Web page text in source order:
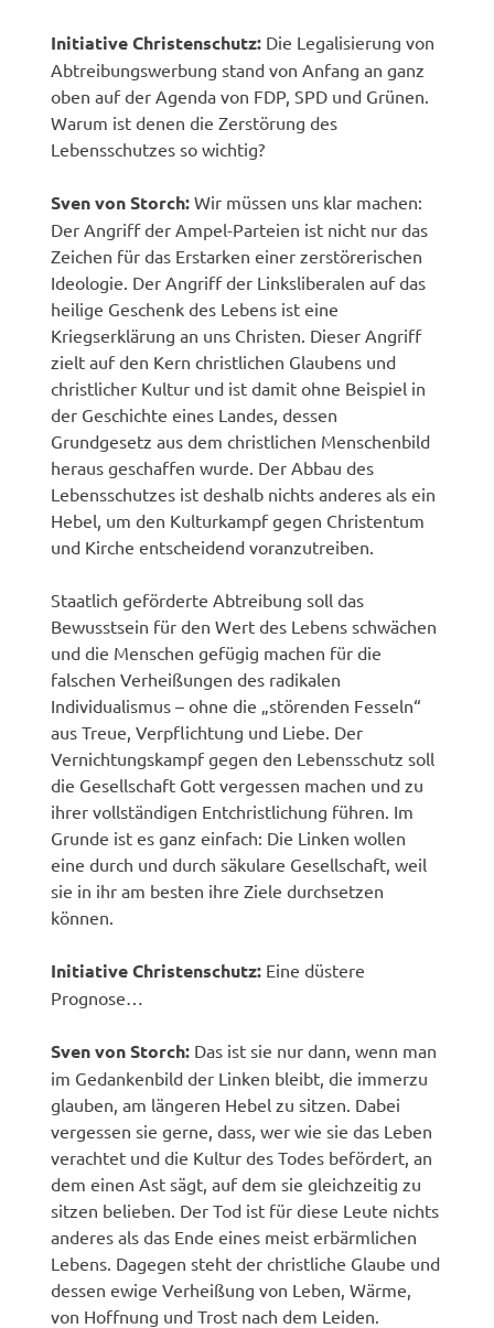
Initiative Christenschutz: Die Legalisierung von
Abtreibungswerbung stand von Anfang an ganz
oben auf der Agenda von FDP, SPD und Grünen.
Warum ist denen die Zerstörung des
Lebensschutzes so wichtig?
Sven von Storch: Wir müssen uns klar machen:
Der Angriff der Ampel-Parteien ist nicht nur das
Zeichen für das Erstarken einer zerstörerischen
Ideologie. Der Angriff der Linksliberalen auf das
heilige Geschenk des Lebens ist eine
Kriegserklärung an uns Christen. Dieser Angriff
zielt auf den Kern christlichen Glaubens und
christlicher Kultur und ist damit ohne Beispiel in
der Geschichte eines Landes, dessen
Grundgesetz aus dem christlichen Menschenbild
heraus geschaffen wurde. Der Abbau des
Lebensschutzes ist deshalb nichts anderes als ein
Hebel, um den Kulturkampf gegen Christentum
und Kirche entscheidend voranzutreiben.
Staatlich geförderte Abtreibung soll das
Bewusstsein für den Wert des Lebens schwächen
und die Menschen gefügig machen für die
falschen Verheißungen des radikalen
Individualismus – ohne die „störenden Fesseln“
aus Treue, Verpflichtung und Liebe. Der
Vernichtungskampf gegen den Lebensschutz soll
die Gesellschaft Gott vergessen machen und zu
ihrer vollständigen Entchristlichung führen. Im
Grunde ist es ganz einfach: Die Linken wollen
eine durch und durch säkulare Gesellschaft, weil
sie in ihr am besten ihre Ziele durchsetzen
können.
Initiative Christenschutz: Eine düstere
Prognose…
Sven von Storch: Das ist sie nur dann, wenn man
im Gedankenbild der Linken bleibt, die immerzu
glauben, am längeren Hebel zu sitzen. Dabei
vergessen sie gerne, dass, wer wie sie das Leben
verachtet und die Kultur des Todes befördert, an
dem einen Ast sägt, auf dem sie gleichzeitig zu
sitzen belieben. Der Tod ist für diese Leute nichts
anderes als das Ende eines meist erbärmlichen
Lebens. Dagegen steht der christliche Glaube und
dessen ewige Verheißung von Leben, Wärme,
von Hoffnung und Trost nach dem Leiden.